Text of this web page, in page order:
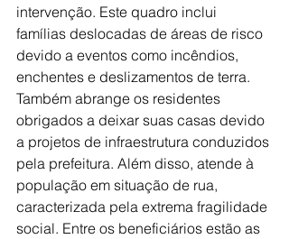
intervenção. Este quadro inclui
famílias deslocadas de áreas de risco
devido a eventos como incêndios,
enchentes e deslizamentos de terra.
Também abrange os residentes
obrigados a deixar suas casas devido
a projetos de infraestrutura conduzidos
pela prefeitura. Além disso, atende à
população em situação de rua,
caracterizada pela extrema fragilidade
social. Entre os beneficiários estão as